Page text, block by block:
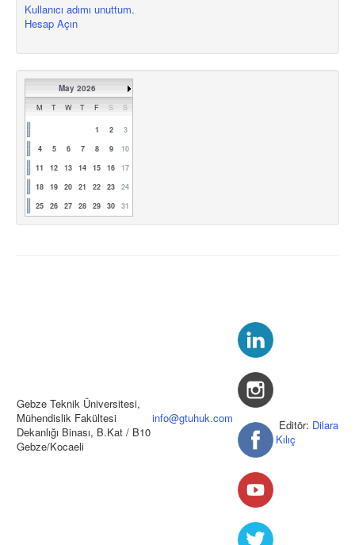
Kullanıcı adımı unuttum.
Hesap Açın
May 2026
M T W T F S S
1 2
3
4
5 6 7 8 9
10
11
12 13 14 15 16
17
18
19 20 21 22 23
24
25
26 27 28 29 30 31
Gebze Teknik Üniversitesi,
Mühendislik Fakültesi
Dekanlığı Binası, B.Kat / B10
Gebze/Kocaeli
info@gtuhuk.com Editör: Dilara
Kılıç